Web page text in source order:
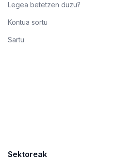
Legea betetzen duzu?
Kontua sortu
Sartu
Sektoreak